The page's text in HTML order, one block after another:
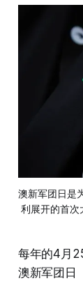
澳新军团日是
利展开的首
每年的4月
澳新军团日